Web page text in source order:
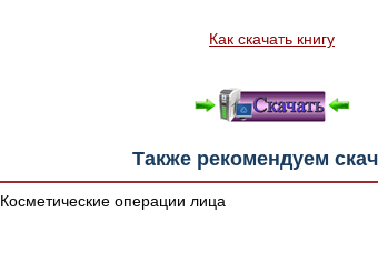
Как скачать книгу
Также рекомендуем
Косметические операции лица